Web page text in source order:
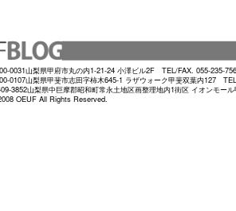
0031山梨県甲府市丸の内1-21-24 小澤ビル2F TEL/FAX. 055-235-
0107山梨県甲斐市志田字柿木645-1 ラザウォーク甲斐双葉内127
3852山梨県中巨摩郡昭和町常永土地区画整理地内1街区 イオンモ
OEUF All Rights Reserved.